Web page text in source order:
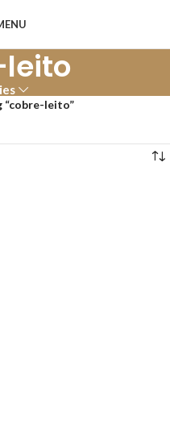
“cobre-leito”